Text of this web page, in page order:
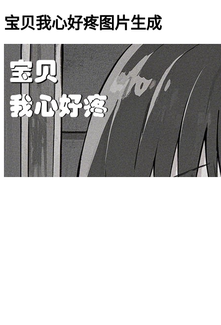
宝贝我心好疼图片生成